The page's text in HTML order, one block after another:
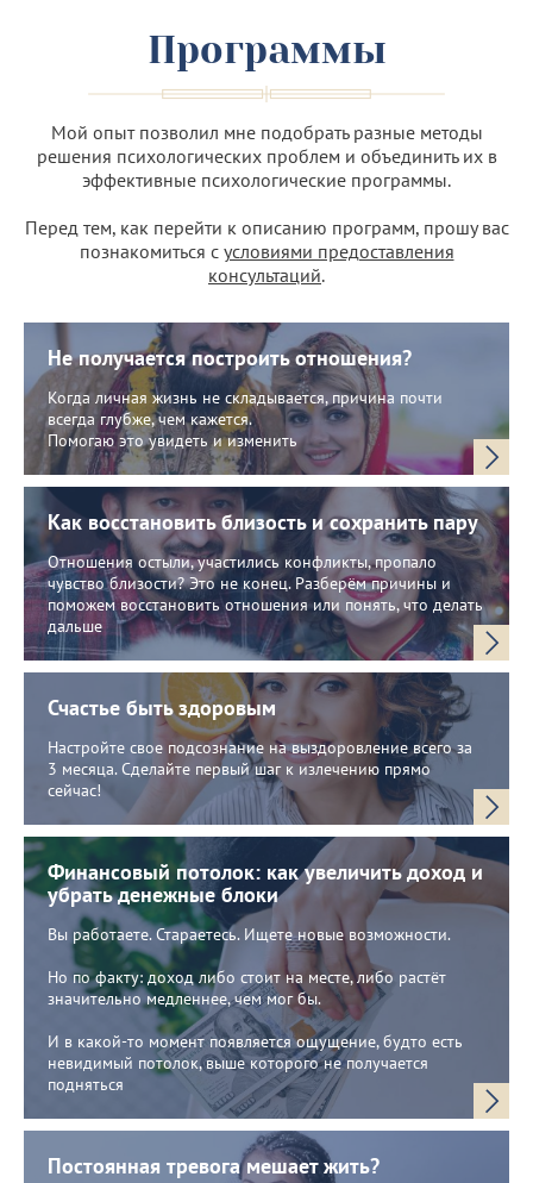
Программы
Мой опыт позволил мне подобрать разные методы
решения психологических проблем и объединить их в
эффективные психологические программы.
Перед тем, как перейти к описанию программ, прошу вас
познакомиться с условиями предоставления
консультаций.
Не получается построить отношения?
Когда личная жизнь не складывается, причина почти
всегда глубже, чем кажется.
Помогаю это увидеть и изменить
Как восстановить близость и сохранить пару
Отношения остыли, участились конфликты, пропало
чувство близости? Это не конец. Разберём причины и
поможем восстановить отношения или понять, что делать
дальше
Счастье быть здоровым
Настройте свое подсознание на выздоровление всего за
3 месяца. Сделайте первый шаг к излечению прямо
сейчас!
Финансовый потолок: как увеличить доход и
убрать денежные блоки
Вы работаете. Стараетесь. Ищете новые возможности.
Но по факту: доход либо стоит на месте, либо растёт
значительно медленнее, чем мог бы.
И в какой-то момент появляется ощущение, будто есть
невидимый потолок, выше которого не получается
подняться
Постоянная тревога мешает жить?